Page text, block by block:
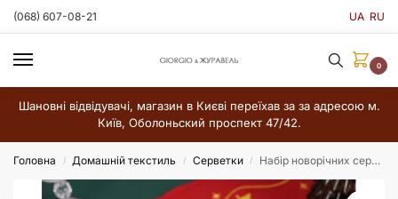
(068) 607-08-21 UA RU
0
Шановні відвідувачі, магазин в Києві переїхав за за адресою м.
Київ, Оболоньский проспект 47/42.
Головна / Домашній текстиль / Серветки / Набір новорічних серветок Ялинки 6 шт — червоні льняні серветки з вишивкою, святковий текстиль 32×32 см